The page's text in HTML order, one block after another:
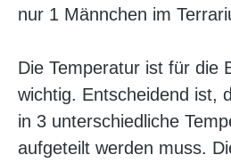
nur 1 Männchen im
Die Temperatur ist für die
wichtig. Entscheidend ist,
in 3 unterschiedliche
aufgeteilt werden muss.